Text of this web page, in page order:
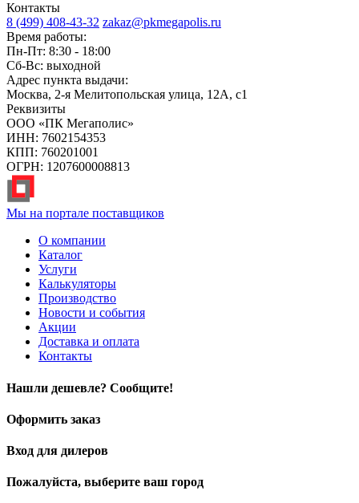
Контакты
8 (499) 408-43-32 zakaz@pkmegapolis.ru
Время работы:
Пн-Пт: 8:30 - 18:00
Сб-Вс: выходной
Адрес пункта выдачи:
Москва, 2-я Мелитопольская улица, 12А, с1
Реквизиты
ООО «ПК Мегаполис»
ИНН: 7602154353
КПП: 760201001
ОГРН: 1207600008813
Мы на портале поставщиков
О компании
Каталог
Услуги
Калькуляторы
Производство
Новости и события
Акции
Доставка и оплата
Контакты
Нашли дешевле? Сообщите!
Оформить заказ
Вход для дилеров
Пожалуйста, выберите ваш город